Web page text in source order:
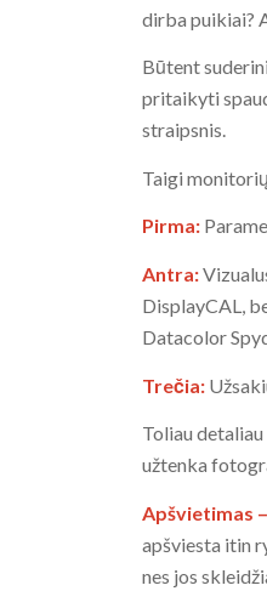
dirba puikiai?
Būtent
pritaikyti
straipsnis.
Taigi
Pirma:
Antra:
DisplayCAL,
Datacolor
Trečia:
Toliau
užtenka
Apšvietimas –
apšviesta itin
nes jos